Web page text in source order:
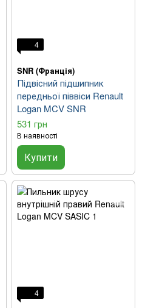
4
SNR (Франція)
Підвісний підшипник
передньої піввіси Renault
Logan MCV SNR
531 грн
В наявності
Купити
4